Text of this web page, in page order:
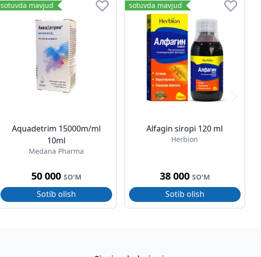
sotuvda mavjud
Aquadetrim 15000m/ml
10ml
Medana Pharma
50 000 SO'M
Sotib olish
sotuvda mavjud
Alfagin siropi 120 ml
Herbion
38 000 SO'M
Sotib olish